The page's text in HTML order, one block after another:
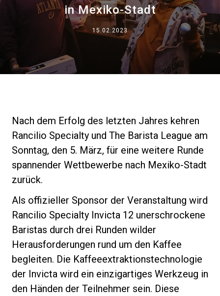
in Mexiko-Stadt
15.02.2023
Nach dem Erfolg des letzten Jahres kehren
Rancilio Specialty und The Barista League am
Sonntag, den 5. März, für eine weitere Runde
spannender Wettbewerbe nach Mexiko-Stadt
zurück.
Als offizieller Sponsor der Veranstaltung wird
Rancilio Specialty Invicta 12 unerschrockene
Baristas durch drei Runden wilder
Herausforderungen rund um den Kaffee
begleiten. Die Kaffeeextraktionstechnologie
der Invicta wird ein einzigartiges Werkzeug in
den Händen der Teilnehmer sein. Diese
Gruppe
Unsere Labore
Nachhaltigkeit
Connect
Kontaktieren Sie uns